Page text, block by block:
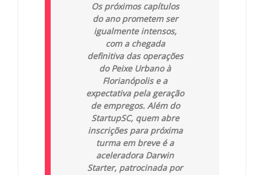
Os próximos capítulos
do ano prometem ser
igualmente intensos,
com a chegada
definitiva das operações
do Peixe Urbano à
Florianópolis e a
expectativa pela geração
de empregos. Além do
StartupSC, quem abre
inscrições para próxima
turma em breve é a
aceleradora Darwin
Starter, patrocinada por